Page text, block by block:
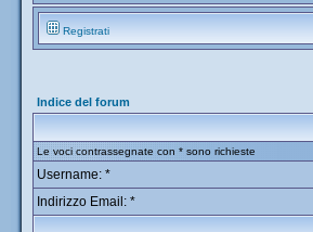
Registrati
Indice del forum
Le voci contrassegnate con * sono richieste
Username: *
Indirizzo Email: *